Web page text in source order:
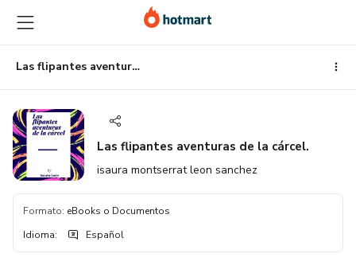
contenido
principal
la
página
de
pie
página
Las flipantes aventuras de la cárcel.
Las flipantes aventuras de la cárcel.
isaura montserrat leon sanchez
Formato: eBooks o Documentos
Idioma: Español